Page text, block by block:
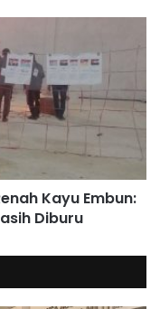
Kayu Embun:
Diburu